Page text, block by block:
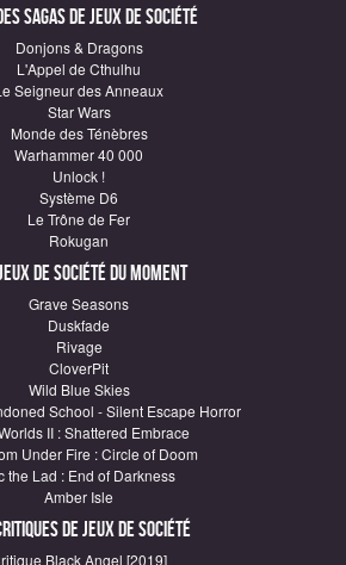
sagas de Jeux de société
Donjons & Dragons
L'Appel de Cthulhu
Seigneur des Anneaux
Star Wars
Monde des Ténèbres
Warhammer 40 000
Unlock !
Système D6
Le Trône de Fer
Rokugan
de société du moment
Grave Seasons
Duskfade
Rivage
CloverPit
Wild Blue Skies
School - Silent Escape Horror
II : Shattered Embrace
Under Fire : Circle of Doom
the Lad : End of Darkness
Amber Isle
de Jeux de société
Black Angel [2019]